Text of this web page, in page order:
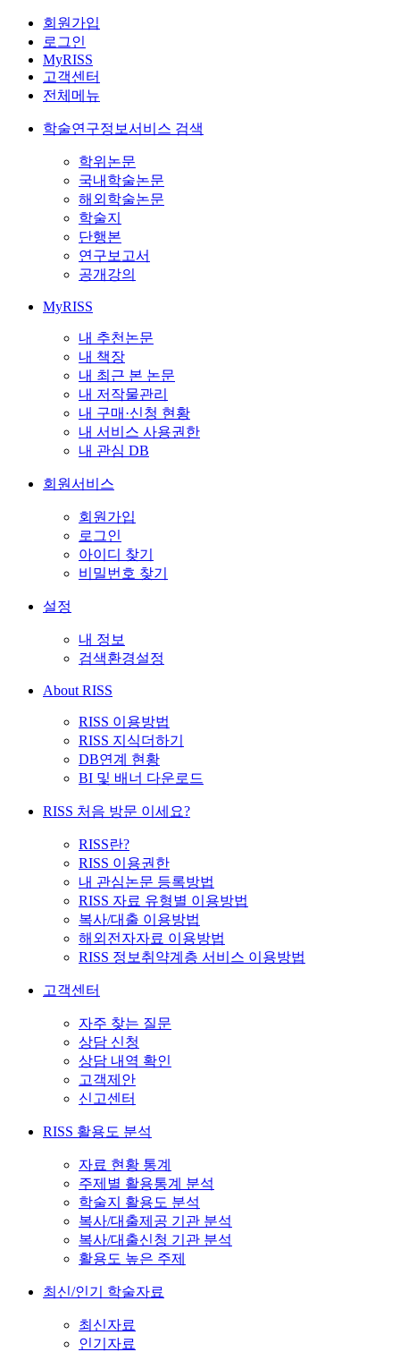
회원가입
로그인
MyRISS
고객센터
전체메뉴
학술연구정보서비스 검색
학위논문
국내학술논문
해외학술논문
학술지
단행본
연구보고서
공개강의
MyRISS
내 추천논문
내 책장
내 최근 본 논문
내 저작물관리
내 구매·신청 현황
내 서비스 사용권한
내 관심 DB
회원서비스
회원가입
로그인
아이디 찾기
비밀번호 찾기
설정
내 정보
검색환경설정
About RISS
RISS 이용방법
RISS 지식더하기
DB연계 현황
BI 및 배너 다운로드
RISS 처음 방문 이세요?
RISS란?
RISS 이용권한
내 관심논문 등록방법
RISS 자료 유형별 이용방법
복사/대출 이용방법
해외전자자료 이용방법
RISS 정보취약계층 서비스 이용방법
고객센터
자주 찾는 질문
상담 신청
상담 내역 확인
고객제안
신고센터
RISS 활용도 분석
자료 현황 통계
주제별 활용통계 분석
학술지 활용도 분석
복사/대출제공 기관 분석
복사/대출신청 기관 분석
활용도 높은 주제
최신/인기 학술자료
최신자료
인기자료